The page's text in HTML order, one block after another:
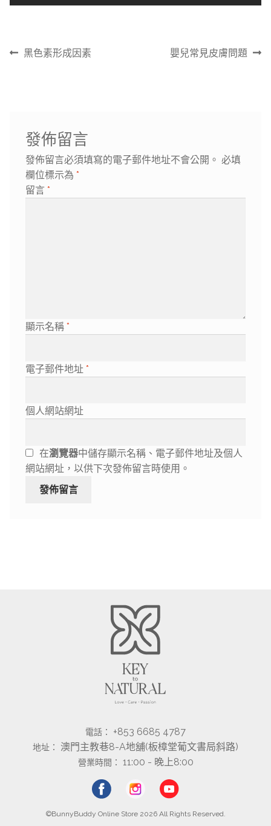
文 上
黑色素形成因素
下
嬰兒常見皮膚問題
發佈留言
發佈留言必須填寫的電子郵件地址不會公開。 必填
欄位標示為 *
留言 *
顯示名稱 *
電子郵件地址 *
個人網站網址
在瀏覽器中儲存顯示名稱、電子郵件地址及個人
網站網址，以供下次發佈留言時使用。
電話： +853 6685 4787
地址： 澳門主教巷8-A地舖(板樟堂葡文書局斜路)
營業時間： 11:00 - 晚上8:00
©BunnyBuddy Online Store 2026 All Rights Reserved.